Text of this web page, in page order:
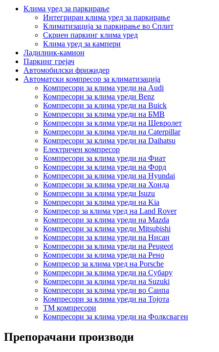
Клима уред за паркирање
Интегриран клима уред за паркирање
Климатизација за паркирање во Сплит
Скриен паркинг клима уред
Клима уред за кампери
Ладилник-камион
Паркинг грејач
Автомобилски фрижидер
Автоматски компресор за климатизација
Компресори за клима уреди на Audi
Компресори за клима уреди Benz
Компресори за клима уреди на Buick
Компресори за клима уреди на БМВ
Компресори за клима уреди на Шевролет
Компресори за клима уреди на Caterpillar
Компресори за клима уреди на Daihatsu
Електричен компресор
Компресори за клима уреди на Фиат
Компресори за клима уреди на Форд
Компресори за клима уреди на Hyundai
Компресори за клима уреди на Хонда
Компресори за клима уреди Isuzu
Компресори за клима уреди на Kia
Компресор за клима уред на Land Rover
Компресори за клима уреди на Mazda
Компресори за клима уреди Mitsubishi
Компресори за клима уреди на Нисан
Компресори за клима уреди на Peugeot
Компресори за клима уреди на Рено
Компресор за клима уред на Porsche
Компресори за клима уреди на Субару
Компресори за клима уреди на Suzuki
Компресори за клима уреди во Саипа
Компресори за клима уреди на Тојота
ТМ компресори
Компресори за клима уреди на Фолксваген
Препорачани производи